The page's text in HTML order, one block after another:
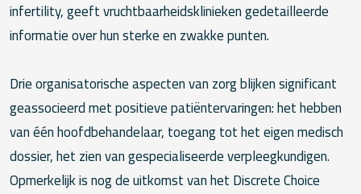
infertility, geeft vruchtbaarheidsklinieken gedetailleerde
informatie over hun sterke en zwakke punten.
Drie organisatorische aspecten van zorg blijken significant
geassocieerd met positieve patiëntervaringen: het hebben
van één hoofdbehandelaar, toegang tot het eigen medisch
dossier, het zien van gespecialiseerde verpleegkundigen.
Opmerkelijk is nog de uitkomst van het Discrete Choice